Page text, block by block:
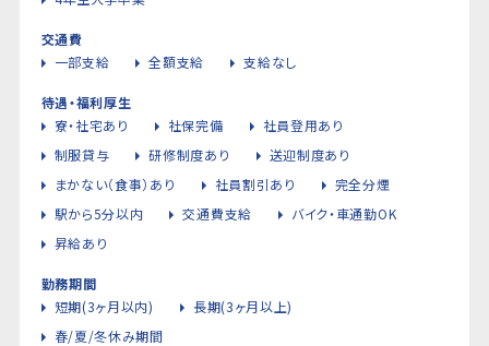
交通費
一部支給
全額支給 支給なし
待遇・福利厚生
寮・社宅あり
社保完備
社員登用あり
制服貸与
研修制度あり
送迎制度あり
まかない（食事）あり
社員割引あり
完全分煙
駅から5分以内
交通費支給
バイク・車通勤OK
昇給あり
勤務期間
短期(3ヶ月以内)
長期(3ヶ月以上)
春/夏/冬休み期間